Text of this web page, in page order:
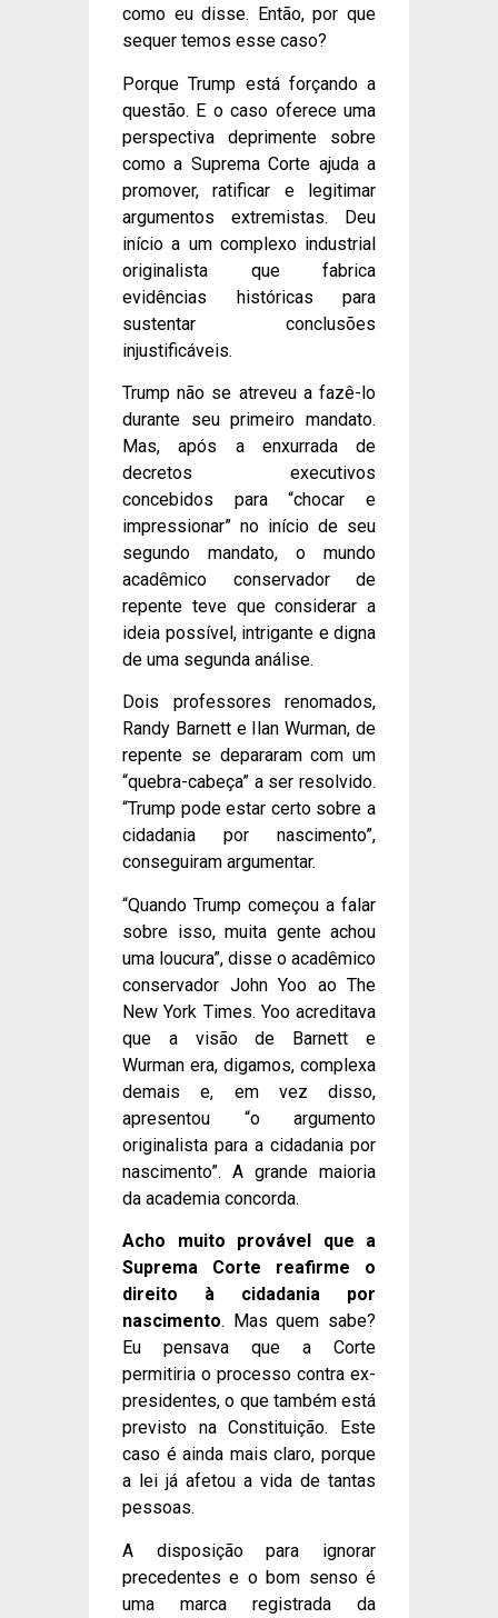
como eu disse. Então, por que
sequer temos esse caso?
Porque Trump está forçando a
questão. E o caso oferece uma
perspectiva deprimente sobre
como a Suprema Corte ajuda a
promover, ratificar e legitimar
argumentos extremistas. Deu
início a um complexo industrial
originalista que fabrica
evidências históricas para
sustentar conclusões
injustificáveis.
Trump não se atreveu a fazê-lo
durante seu primeiro mandato.
Mas, após a enxurrada de
decretos executivos
concebidos para “chocar e
impressionar” no início de seu
segundo mandato, o mundo
acadêmico conservador de
repente teve que considerar a
ideia possível, intrigante e digna
de uma segunda análise.
Dois professores renomados,
Randy Barnett e Ilan Wurman, de
repente se depararam com um
“quebra-cabeça” a ser resolvido.
“Trump pode estar certo sobre a
cidadania por nascimento”,
conseguiram argumentar.
“Quando Trump começou a falar
sobre isso, muita gente achou
uma loucura”, disse o acadêmico
conservador John Yoo ao The
New York Times. Yoo acreditava
que a visão de Barnett e
Wurman era, digamos, complexa
demais e, em vez disso,
apresentou “o argumento
originalista para a cidadania por
nascimento”. A grande maioria
da academia concorda.
Acho muito provável que a
Suprema Corte reafirme o
direito à cidadania por
nascimento. Mas quem sabe?
Eu pensava que a Corte
permitiria o processo contra ex-
presidentes, o que também está
previsto na Constituição. Este
caso é ainda mais claro, porque
a lei já afetou a vida de tantas
pessoas.
A disposição para ignorar
precedentes e o bom senso é
uma marca registrada da